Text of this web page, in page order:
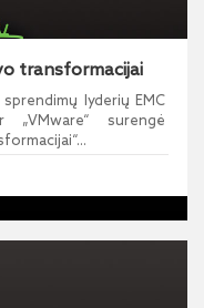
transformacijai
lyderių EMC
surengė